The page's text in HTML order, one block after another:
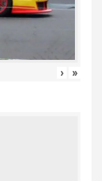
› »